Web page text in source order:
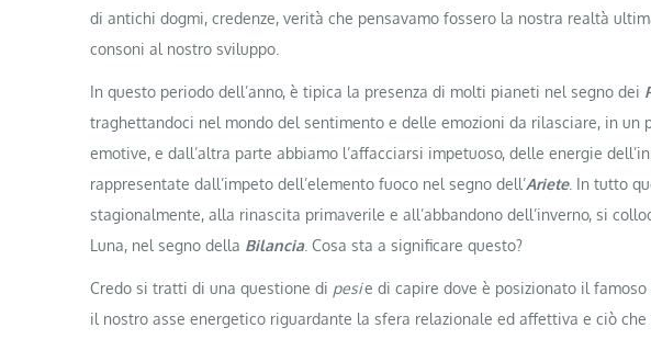
di antichi dogmi, credenze, verità che pensavamo fossero la nostra realtà
consoni al nostro sviluppo.
In questo periodo dell’anno, è tipica la presenza di molti pianeti nel segno dei
traghettandoci nel mondo del sentimento e delle emozioni da rilasciare, in un
emotive, e dall’altra parte abbiamo l’affacciarsi impetuoso, delle energie
rappresentate dall’impeto dell’elemento fuoco nel segno dell’Ariete. In tutto
stagionalmente, alla rinascita primaverile e all’abbandono dell’inverno, si
Luna, nel segno della Bilancia. Cosa sta a significare questo?
Credo si tratti di una questione di pesie di capire dove è posizionato il
il nostro asse energetico riguardante la sfera relazionale ed affettiva e ciò